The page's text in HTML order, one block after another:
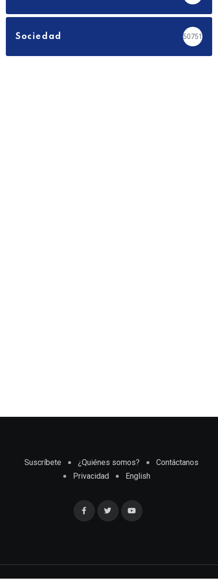
Sociedad 50751
Suscríbete ¿Quiénes somos?
Contáctanos
Privacidad
English